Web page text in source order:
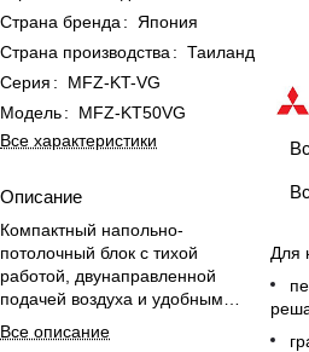
Страна бренда :
Япония
Страна производства : Таиланд
Серия :
MFZ-KT-VG
Модель:
MFZ-KT50VG
Все характеристики
Описание
Компактный напольно-
потолочный блок с тихой
работой, двунаправленной
подачей воздуха и удобным
пультом, оптимален для офиса.
Все описание
Для